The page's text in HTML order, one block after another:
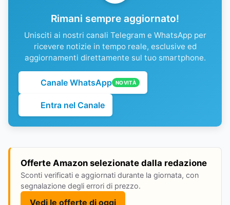
Rimani sempre aggiornato!
Unisciti ai nostri canali Telegram e WhatsApp per
ricevere notizie in tempo reale, esclusive ed
aggiornamenti direttamente sul tuo smartphone.
Canale WhatsApp NOVITÀ
Entra nel Canale
Offerte Amazon selezionate dalla redazione
Sconti verificati e aggiornati durante la giornata, con
segnalazione degli errori di prezzo.
Vedi le offerte di oggi